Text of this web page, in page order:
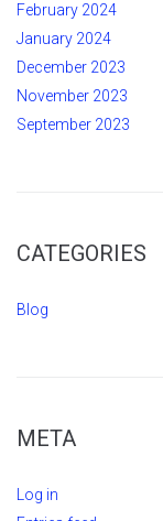
February 2024
January 2024
December 2023
November 2023
September 2023
CATEGORIES
Blog
META
Log in